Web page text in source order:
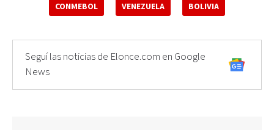
CONMEBOL VENEZUELA BOLIVIA
Seguí las noticias de Elonce.com en Google
News